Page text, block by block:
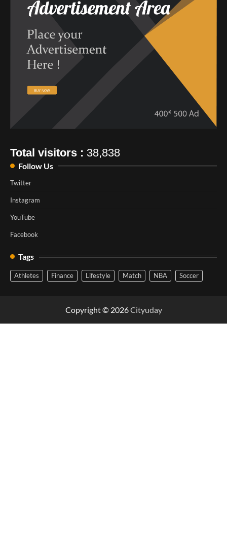
Total visitors : 38,838
Follow Us
Twitter
Instagram
YouTube
Facebook
Tags
Athletes Finance Lifestyle Match NBA Soccer
Copyright © 2026Cityuday